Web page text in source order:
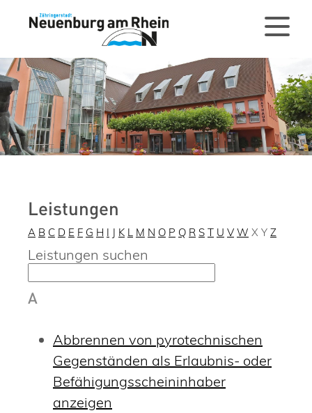
Leistungen
A B C D E F G H I J K L M N O P Q R S T U V W X Y Z
Leistungen suchen
A
Abbrennen von pyrotechnischen
Gegenständen als Erlaubnis- oder
Befähigungsscheininhaber
anzeigen